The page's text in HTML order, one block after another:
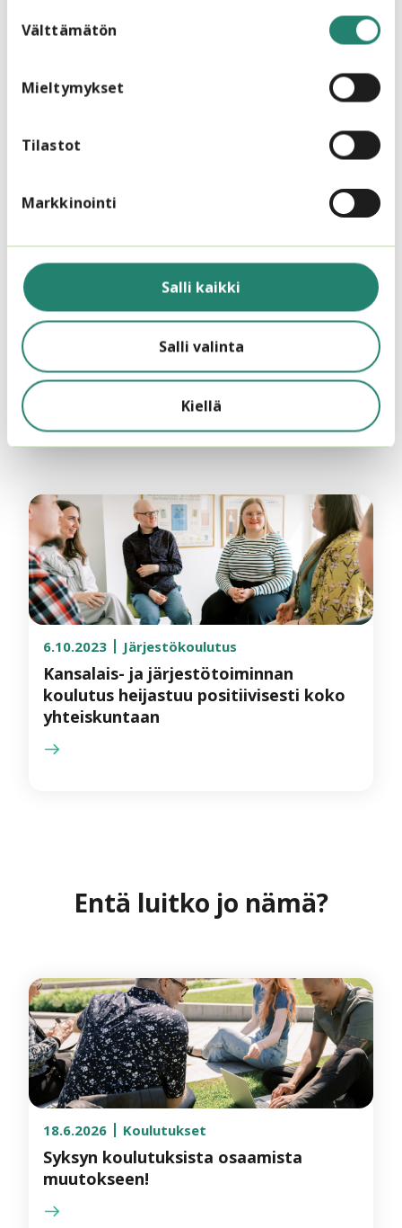
valinta
Välttämätön
Mieltymykset
Tilastot
Markkinointi
Salli kaikki
Salli valinta
Kiellä
Vaikuttavasti.fi avaa järjestötyön
vaikuttavuuden ja arvioinnin käsitteitä
30.10.2023 Vinkkinurkka
Järjestö voi vaikuttaa
tulevaisuuteensa skenaariotyöllä
6.10.2023 Järjestökoulutus
Kansalais- ja järjestötoiminnan
koulutus heijastuu positiivisesti koko
yhteiskuntaan
Entä luitko jo nämä?
18.6.2026 Koulutukset
Syksyn koulutuksista osaamista
muutokseen!